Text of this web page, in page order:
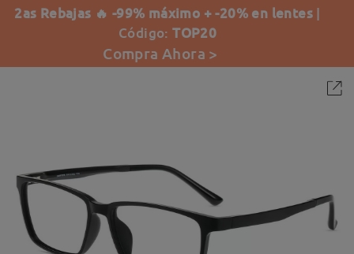
2as Rebajas 🔥 -99% máximo + -20% en lentes |
Código:TOP20
Compra Ahora >